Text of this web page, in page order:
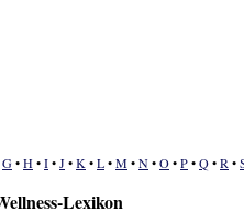
Lexikon
G•H•I•J•K •L•M•N•O•P•Q•R •